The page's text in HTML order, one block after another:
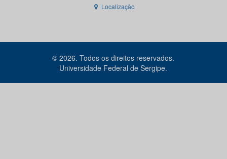
Localização
© 2026. Todos os direitos reservados.
Universidade Federal de Sergipe.